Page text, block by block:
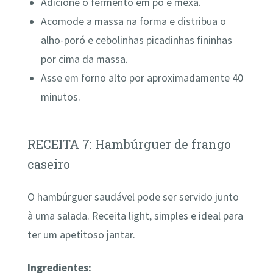
Acomode a massa na forma e distribua o
alho-poró e cebolinhas picadinhas fininhas
por cima da massa.
Asse em forno alto por aproximadamente 40
minutos.
RECEITA 7: Hambúrguer de frango
caseiro
O hambúrguer saudável pode ser servido junto
à uma salada. Receita light, simples e ideal para
ter um apetitoso jantar.
Ingredientes: